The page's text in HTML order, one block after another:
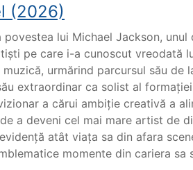
(2026)
povestea lui Michael Jackson, unul
pe care i-a cunoscut vreodată
urmărind parcursul său de
extraordinar ca solist al
a cărui ambiție creativă a
a deveni cel mai mare artist de
atât viața sa din afara
momente din cariera sa